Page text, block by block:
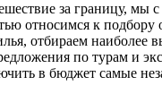
за границу, мы с
относимся к подбору
отбираем наиболее
по турам и
в бюджет самые